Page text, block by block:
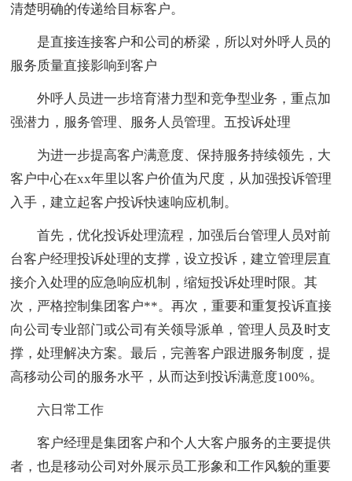
清楚明确的传递给目标客户。
是直接连接客户和公司的桥梁，所以对外呼人员的
服务质量直接影响到客户
外呼人员进一步培育潜力型和竞争型业务，重点加
强潜力，服务管理、服务人员管理。五投诉处理
为进一步提高客户满意度、保持服务持续领先，大
客户中心在xx年里以客户价值为尺度，从加强投诉管理
入手，建立起客户投诉快速响应机制。
首先，优化投诉处理流程，加强后台管理人员对前
台客户经理投诉处理的支撑，设立投诉，建立管理层直
接介入处理的应急响应机制，缩短投诉处理时限。其
次，严格控制集团客户**。再次，重要和重复投诉直接
向公司专业部门或公司有关领导派单，管理人员及时支
撑，处理解决方案。最后，完善客户跟进服务制度，提
高移动公司的服务水平，从而达到投诉满意度100%。
六日常工作
客户经理是集团客户和个人大客户服务的主要提供
者，也是移动公司对外展示员工形象和工作风貌的重要